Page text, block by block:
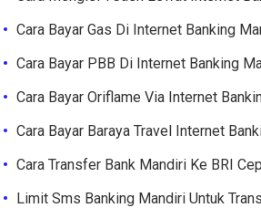
Cara Bayar Gas Di Internet Banking
Cara Bayar PBB Di Internet Banking
Cara Bayar Oriflame Via Internet
Cara Bayar Baraya Travel Internet
Cara Transfer Bank Mandiri Ke BRI
Limit Sms Banking Mandiri Untuk